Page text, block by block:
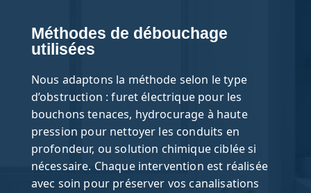
Méthodes de débouchage
utilisées
Nous adaptons la méthode selon le type
d’obstruction : furet électrique pour les
bouchons tenaces, hydrocurage à haute
pression pour nettoyer les conduits en
profondeur, ou solution chimique ciblée si
nécessaire. Chaque intervention est réalisée
avec soin pour préserver vos canalisations